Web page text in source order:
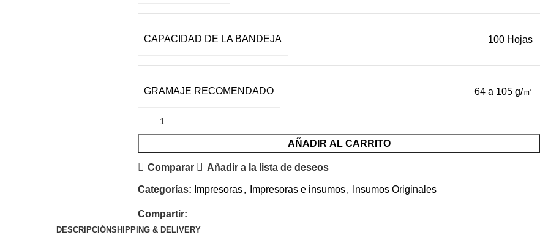
CAPACIDAD DE LA BANDEJA 100 Hojas
GRAMAJE RECOMENDADO 64 a 105 g/㎡
AÑADIR AL CARRITO
Comparar Añadir a la lista de deseos
Categorías: Impresoras, Impresoras e insumos, Insumos Originales
Compartir:
DESCRIPCIÓNSHIPPING & DELIVERY